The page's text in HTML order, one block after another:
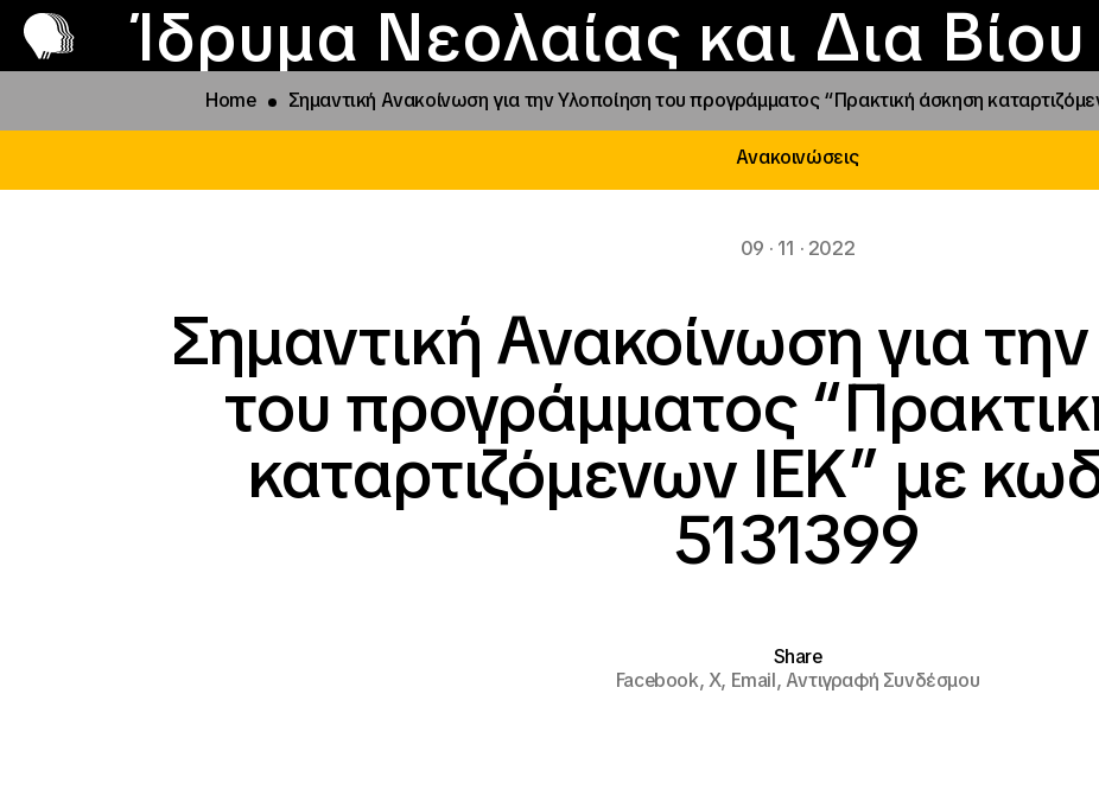
Ίδρυμα Νεολαίας και Δια
Το ΙΝΕΔΙΒΙΜ
Προγράμματα και
Φοιτητικές Εστίες
Παραχώρηση
Νέα
Επικοινωνία
Home Σημαντική Ανακοίνωση για την Υλοποίηση του προγράμματος “Πρακτική άσκηση
Ανακοινώσεις
09 · 11 · 2022
Σημαντική Ανακοίνωση για
του προγράμματος
καταρτιζόμενων ΙΕΚ” με
5131399
Share
Facebook,X, Email,Αντιγραφή Συνδέσμου